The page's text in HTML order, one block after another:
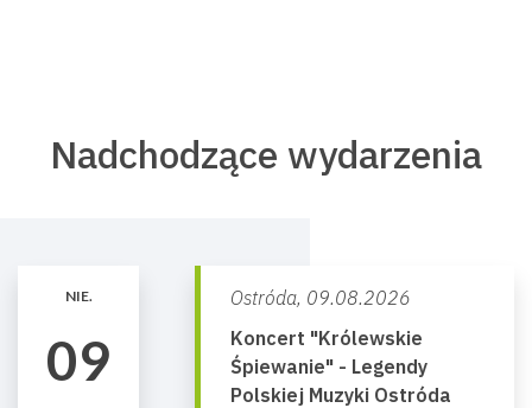
Nadchodzące wydarzenia
NIE.
09
Ostróda, 09.08.2026
Koncert "Królewskie
Śpiewanie" - Legendy
Polskiej Muzyki Ostróda